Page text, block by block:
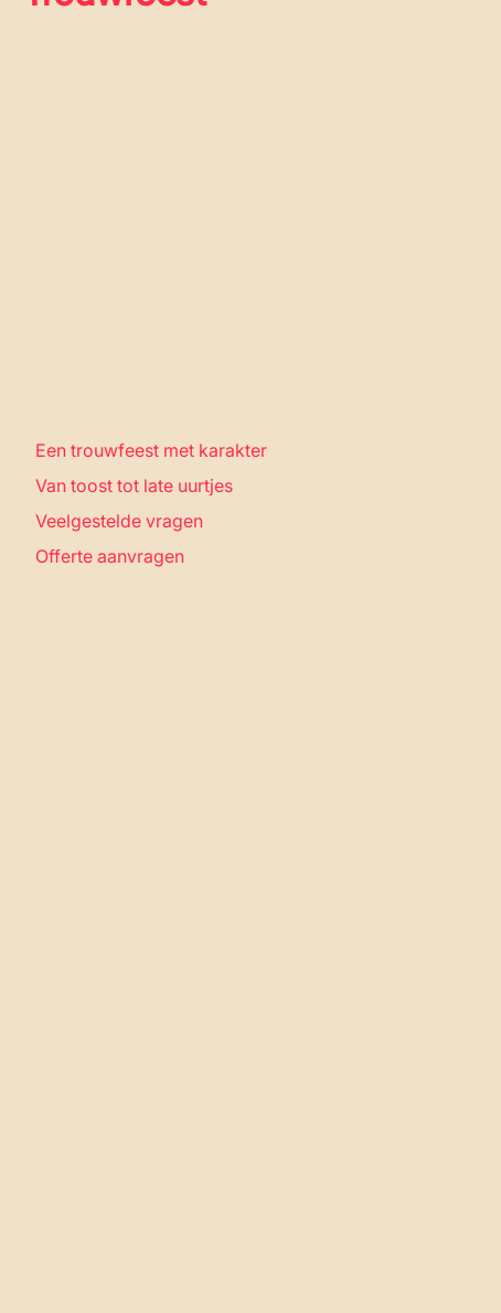
Een trouwfeest met karakter
Van toost tot late uurtjes
Veelgestelde vragen
Offerte aanvragen